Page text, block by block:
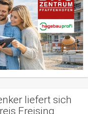
liefert sich
Freising